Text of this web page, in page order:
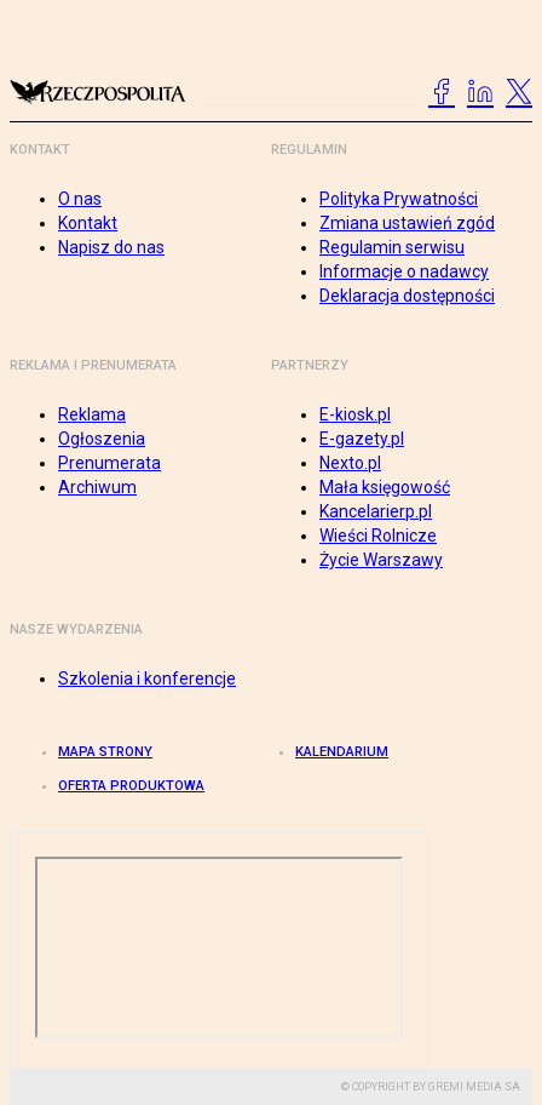
KONTAKT
O nas
Kontakt
Napisz do nas
REGULAMIN
Polityka Prywatności
Zmiana ustawień zgód
Regulamin serwisu
Informacje o nadawcy
Deklaracja dostępności
REKLAMA I PRENUMERATA
Reklama
Ogłoszenia
Prenumerata
Archiwum
PARTNERZY
E-kiosk.pl
E-gazety.pl
Nexto.pl
Mała księgowość
Kancelarierp.pl
Wieści Rolnicze
Życie Warszawy
NASZE WYDARZENIA
Szkolenia i konferencje
MAPA STRONY KALENDARIUM
OFERTA PRODUKTOWA
© COPYRIGHT BY GREMI MEDIA SA